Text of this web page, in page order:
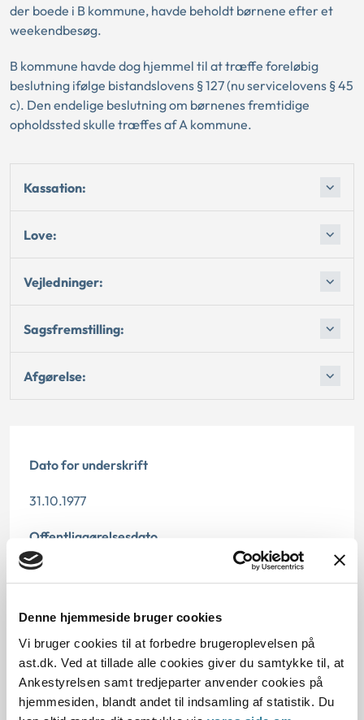
Denne hjemmeside bruger cookies
Vi bruger cookies til at forbedre brugeroplevelsen på
ast.dk. Ved at tillade alle cookies giver du samtykke til, at
Ankestyrelsen samt tredjeparter anvender cookies på
hjemmesiden, blandt andet til indsamling af statistik. Du
der boede i B kommune, havde beholdt børnene efter et
weekendbesøg.
B kommune havde dog hjemmel til at træffe foreløbig
beslutning ifølge bistandslovens § 127 (nu servicelovens § 45
c). Den endelige beslutning om børnenes fremtidige
opholdssted skulle træffes af A kommune.
Kassation:
Love:
Vejledninger:
Sagsfremstilling:
Afgørelse:
Dato for underskrift
31.10.1977
Offentliggørelsesdato
12.07.2013
§ 123 § 127 § 10
Journalnummer